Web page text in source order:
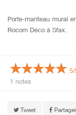
Porte-manteau mural
Rocom Déco à Sfax.
1 notes
Tweet Partager